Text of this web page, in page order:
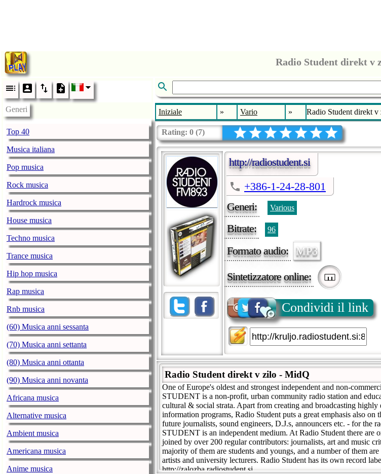
Radio Student direkt v
Generi
Top 40
Musica italiana
Pop musica
Rock musica
Hardrock musica
House musica
Techno musica
Trance musica
Hip hop musica
Rap musica
Rnb musica
(60) Musica anni sessanta
(70) Musica anni settanta
(80) Musica anni ottanta
(90) Musica anni novanta
Africana musica
Alternative musica
Ambient musica
Americana musica
Anime musica
Iniziale » Vario » Radio Student direkt
Rating: 0 (7)
http://radiostudent.si
+386-1-24-28-801
Generi:
Various
Bitrate: 96
Formato audio: MP3
Sintetizzatore online:
Condividi il link
Radio Student direkt v zilo - MidQ
One of Europe's oldest and strongest independent and non-
STUDENT is a non-profit, urban community radio station and
cultural & social strata. Apart from creating and broadcasting highly
information programs, Radio Student puts a great emphasis also
future journalists, sound engineers, D.J.s, announcers etc. - for the
STUDENT is an independent medium. At Radio Student there are
joined by over 200 regular contributors: journalists, art and music
majority of them are students and youngs, and a number of them
artists and university lecturers. Radio Student has its own record
http://zalozba.radiostudent.si